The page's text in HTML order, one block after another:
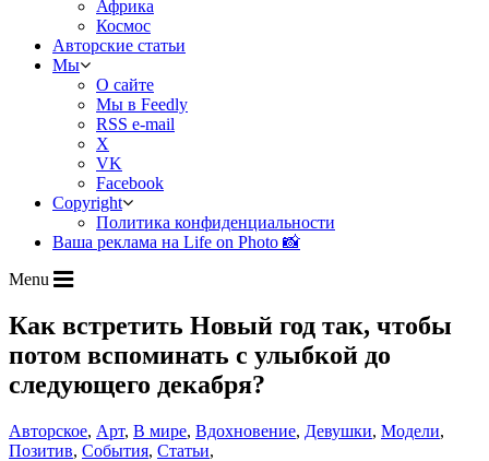
Африка
Космос
Авторские статьи
Мы
О сайте
Мы в Feedly
RSS e-mail
X
VK
Facebook
Copyright
Политика конфиденциальности
Ваша реклама на Life on Photo 📸
Menu
Как встретить Новый год так, чтобы
потом вспоминать с улыбкой до
следующего декабря?
Авторское, Арт, В мире, Вдохновение, Девушки, Модели,
Позитив, События, Статьи,